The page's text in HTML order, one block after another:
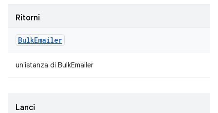
Ritorni
BulkEmailer
un'istanza di BulkEmailer
Lanci